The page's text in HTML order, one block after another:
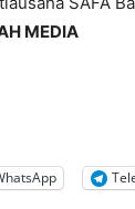
MEDIA